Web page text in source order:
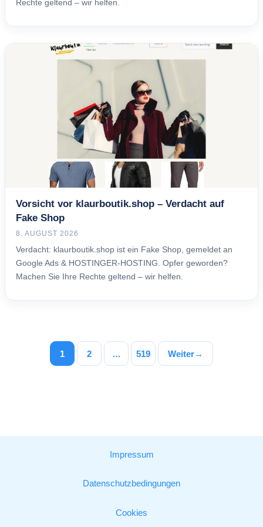
Rechte geltend – wir helfen.
Vorsicht vor klaurboutik.shop – Verdacht auf
Fake Shop
8. AUGUST 2026
Verdacht: klaurboutik.shop ist ein Fake Shop, gemeldet an
Google Ads & HOSTINGER-HOSTING. Opfer geworden?
Machen Sie Ihre Rechte geltend – wir helfen.
1 2 … 519 Weiter→
Impressum
Datenschutzbedingungen
Cookies